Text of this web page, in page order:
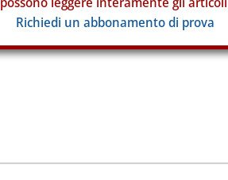
Richiedi un abbonamento di prova